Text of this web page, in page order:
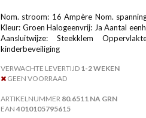
Nom. stroom: 16 Ampère Nom.
Kleur: Groen Halogeenvrij: Ja Aantal
Aansluitwijze: Steekklem
kinderbeveiliging
VERWACHTE LEVERTIJD1-2 WEKEN
GEEN VOORRAAD
ARTIKELNUMMER 80.6511 NA GRN
EAN 4010105795615